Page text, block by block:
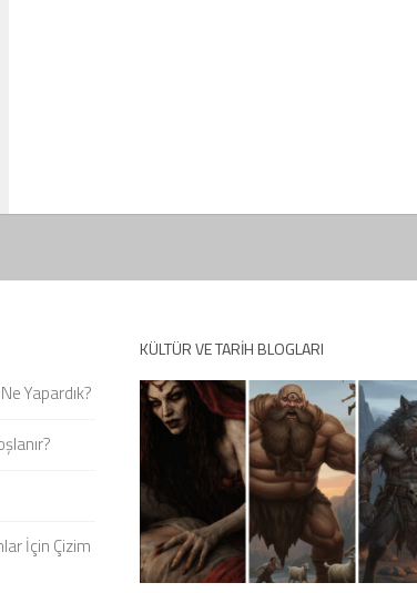
Yapardık?
İçin Çizim
KÜLTÜR VE TARIH BLOGLARI